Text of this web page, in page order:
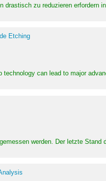
drastisch zu reduzieren
Etching
can lead to major
werden. Der letzte